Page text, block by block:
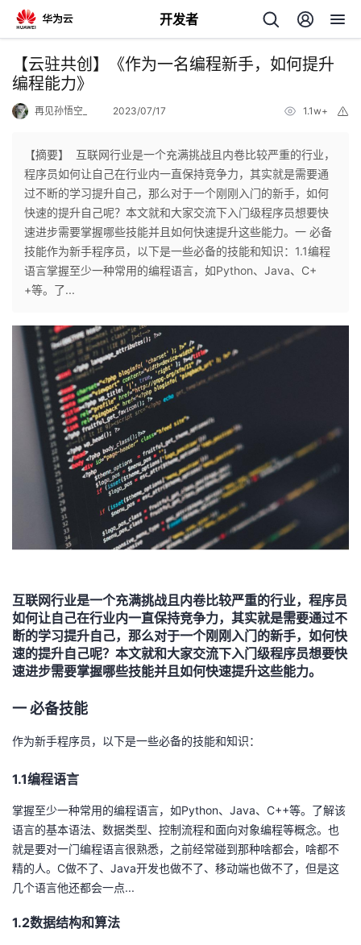
开发者
返
回
个
人
主
我
的
发
者
我
的
我
子
直
播
的
活
动
我
的
关
注
我
的
开
发
者
学
堂
的
Programs
我
的
支
持
我
【云驻共创】《作为一名编程新手，如何提升
编程能力》
再见孙悟空_ 2023/07/17 1.1w+
【摘要】 互联网行业是一个充满挑战且内卷比较严重的行业，
程序员如何让自己在行业内一直保持竞争力，其实就是需要通
过不断的学习提升自己，那么对于一个刚刚入门的新手，如何
快速的提升自己呢？本文就和大家交流下入门级程序员想要快
速进步需要掌握哪些技能并且如何快速提升这些能力。一 必备
技能作为新手程序员，以下是一些必备的技能和知识：1.1编程
语言掌握至少一种常用的编程语言，如Python、Java、C+
+等。了...
互联网行业是一个充满挑战且内卷比较严重的行业，程序员
如何让自己在行业内一直保持竞争力，其实就是需要通过不
断的学习提升自己，那么对于一个刚刚入门的新手，如何快
速的提升自己呢？本文就和大家交流下入门级程序员想要快
速进步需要掌握哪些技能并且如何快速提升这些能力。
一 必备技能
作为新手程序员，以下是一些必备的技能和知识：
1.1编程语言
掌握至少一种常用的编程语言，如Python、Java、C++等。了解该
语言的基本语法、数据类型、控制流程和面向对象编程等概念。也
就是要对一门编程语言很熟悉，之前经常碰到那种啥都会，啥都不
精的人。C做不了、Java开发也做不了、移动端也做不了，但是这
几个语言他还都会一点...
1.2数据结构和算法